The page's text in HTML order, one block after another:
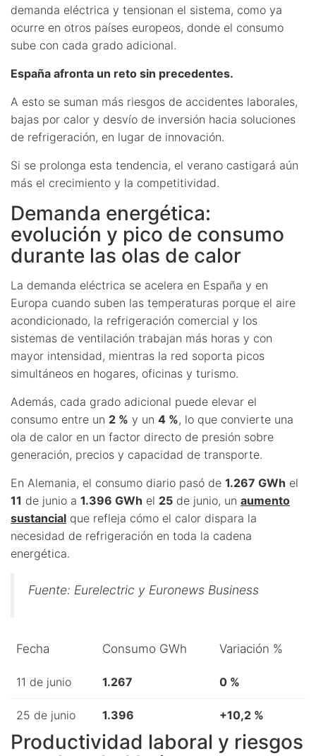
demanda eléctrica y tensionan el sistema, como ya
ocurre en otros países europeos, donde el consumo
sube con cada grado adicional.
España afronta un reto sin precedentes.
A esto se suman más riesgos de accidentes laborales,
bajas por calor y desvío de inversión hacia soluciones
de refrigeración, en lugar de innovación.
Si se prolonga esta tendencia, el verano castigará aún
más el crecimiento y la competitividad.
Demanda energética:
evolución y pico de consumo
durante las olas de calor
La demanda eléctrica se acelera en España y en
Europa cuando suben las temperaturas porque el aire
acondicionado, la refrigeración comercial y los
sistemas de ventilación trabajan más horas y con
mayor intensidad, mientras la red soporta picos
simultáneos en hogares, oficinas y turismo.
Además, cada grado adicional puede elevar el
consumo entre un 2 % y un 4 %, lo que convierte una
ola de calor en un factor directo de presión sobre
generación, precios y capacidad de transporte.
En Alemania, el consumo diario pasó de 1.267 GWh el
11 de junio a 1.396 GWh el 25 de junio, un aumento
sustancial que refleja cómo el calor dispara la
necesidad de refrigeración en toda la cadena
energética.
Fuente: Eurelectric y Euronews Business
Fecha Consumo GWh Variación %
11 de junio 1.267 0 %
25 de junio 1.396 +10,2 %
Productividad laboral y riesgos